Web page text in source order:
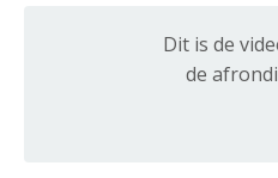
Dit is de
de